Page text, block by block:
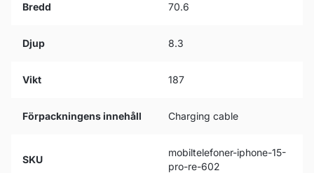
Bredd 70.6
Djup 8.3
Vikt 187
Förpackningens innehåll Charging cable
SKU
mobiltelefoner-iphone-15-
pro-re-602